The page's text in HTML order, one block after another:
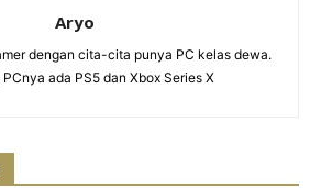
Aryo
dengan cita-cita punya PC kelas dewa.
ada PS5 dan Xbox Series X